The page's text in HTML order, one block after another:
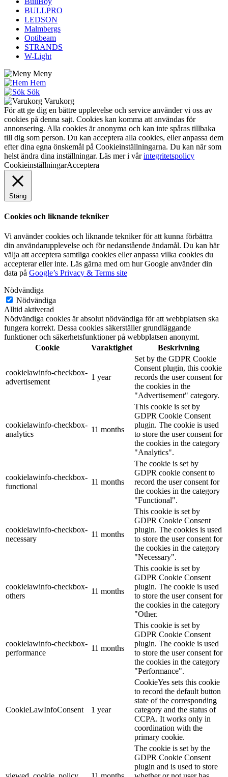
BULLPRO
LEDSON
Malmbergs
Optibeam
STRANDS
W-Light
Meny
Hem
Sök
Varukorg
För att ge dig en bättre upplevelse och service använder vi oss av
cookies på denna sajt. Cookies kan komma att användas för
annonsering. Alla cookies är anonyma och kan inte spåras tillbaka
till dig som person. Du kan acceptera alla cookies, eller anpassa dem
efter dina egna önskemål på Cookieinställningarna. Du kan när som
helst ändra dina inställningar. Läs mer i vårintegritetspolicy
CookieinställningarAcceptera
Stäng
Cookies och liknande tekniker
Vi använder cookies och liknande tekniker för att kunna förbättra
din användarupplevelse och för nedanstående ändamål. Du kan här
välja att acceptera samtliga cookies eller anpassa vilka cookies du
accepterar eller inte. Läs gärna med om hur Google använder din
data på Google’s Privacy & Terms site
Nödvändiga
Nödvändiga
Alltid aktiverad
Nödvändiga cookies är absolut nödvändiga för att webbplatsen ska
fungera korrekt. Dessa cookies säkerställer grundläggande
funktioner och säkerhetsfunktioner på webbplatsen anonymt.
Cookie
Varaktighet Beskrivning
cookielawinfo-checkbox-
advertisement
1 year
Set by the GDPR Cookie
Consent plugin, this cookie
records the user consent for
the cookies in the
"Advertisement" category.
cookielawinfo-checkbox-
analytics
11 months
This cookie is set by
GDPR Cookie Consent
plugin. The cookie is used
to store the user consent for
the cookies in the category
"Analytics".
cookielawinfo-checkbox-
functional
11 months
The cookie is set by
GDPR cookie consent to
record the user consent for
the cookies in the category
"Functional".
cookielawinfo-checkbox-
necessary
11 months
This cookie is set by
GDPR Cookie Consent
plugin. The cookies is used
to store the user consent for
the cookies in the category
"Necessary".
cookielawinfo-checkbox-
others
11 months
This cookie is set by
GDPR Cookie Consent
plugin. The cookie is used
to store the user consent for
the cookies in the category
"Other.
cookielawinfo-checkbox-
performance
11 months
This cookie is set by
GDPR Cookie Consent
plugin. The cookie is used
to store the user consent for
the cookies in the category
"Performance".
CookieLawInfoConsent 1 year
CookieYes sets this cookie
to record the default button
state of the corresponding
category and the status of
CCPA. It works only in
coordination with the
primary cookie.
The cookie is set by the
GDPR Cookie Consent
plugin and is used to store